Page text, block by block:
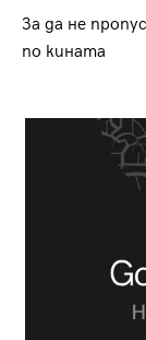
За да не
по кината